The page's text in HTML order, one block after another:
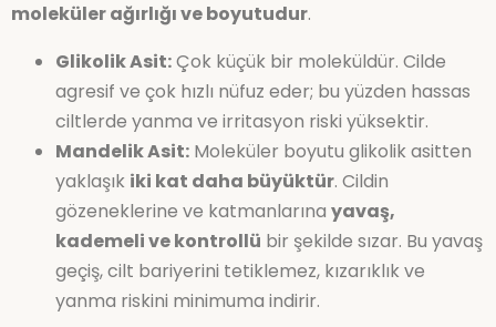
moleküler ağırlığı ve boyutudur.
Glikolik Asit:Çok küçük bir moleküldür. Cilde
agresif ve çok hızlı nüfuz eder; bu yüzden hassas
ciltlerde yanma ve irritasyon riski yüksektir.
Mandelik Asit: Moleküler boyutu glikolik asitten
yaklaşık iki kat daha büyüktür. Cildin
gözeneklerine ve katmanlarına yavaş,
kademeli ve kontrollü bir şekilde sızar. Bu yavaş
geçiş, cilt bariyerini tetiklemez, kızarıklık ve
yanma riskini minimuma indirir.